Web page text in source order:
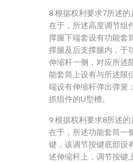
8.根据权利要求7所述
在于，所述高度调节组
撑腿下端套设有功能套
撑腿及后支撑腿内，于
伸缩杆一侧，对应所述
能套筒上设有与所述限
端设有伸缩杆弹出弹簧
抓组件的U型槽。
9.根据权利要求8所述
在于，所述功能套筒一
键，该调节按键底部设
述伸缩杆上，调节按键